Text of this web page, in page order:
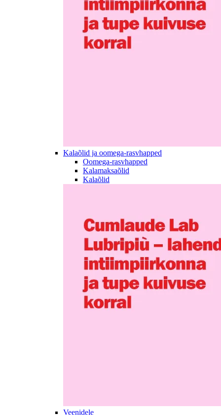
Kalaõlid ja oomega-rasvhapped
Oomega-rasvhapped
Kalamaksaõlid
Kalaõlid
Veenidele